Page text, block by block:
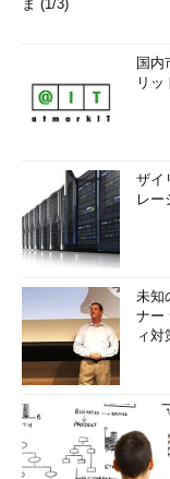
ま (1/3)
国内
リッ
ザイ
レー
未知
ナー
ィ対